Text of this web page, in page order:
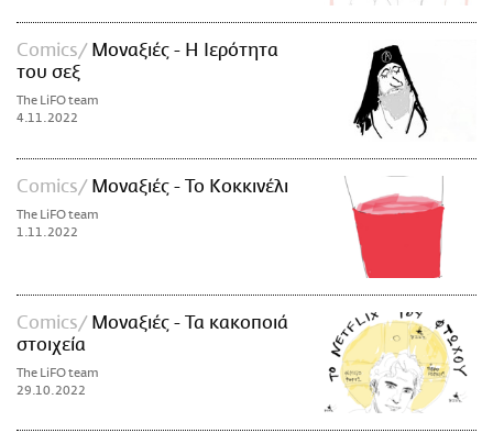
Comics
Μοναξιές - Η Ιερότητα
του σεξ
The LiFO team
4.11.2022
Comics Μοναξιές - Το Κοκκινέλι
The LiFO team
1.11.2022
Comics
Μοναξιές - Τα κακοποιά
στοιχεία
The LiFO team
29.10.2022